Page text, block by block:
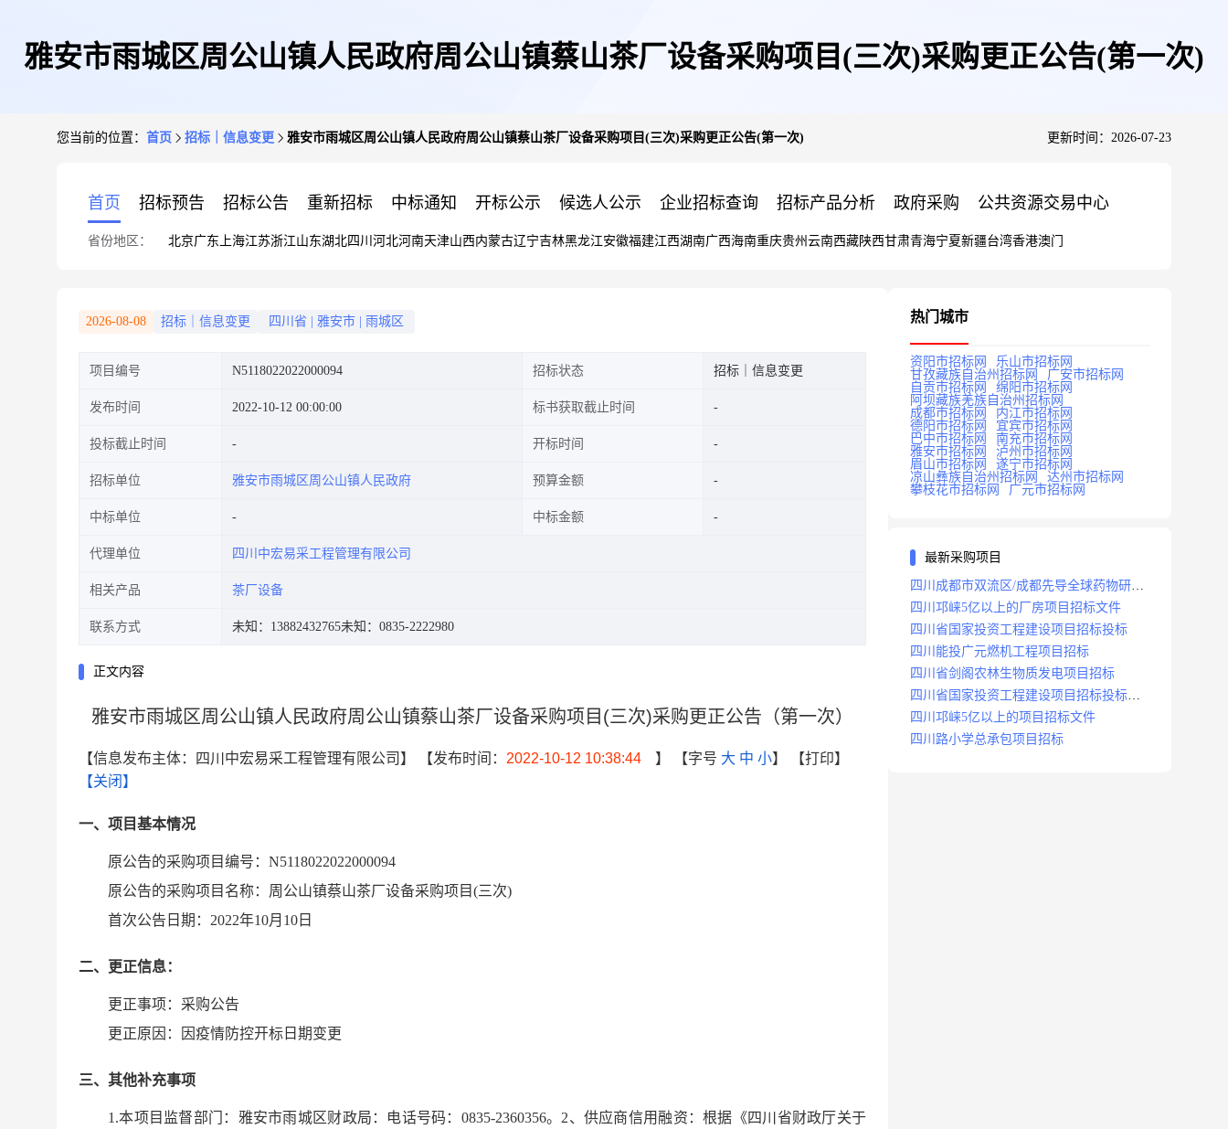
雅安市雨城区周公山镇人民政府周公山镇蔡山茶厂设备采购项目(三次)采购更正公告(第一次)
您当前的位置： 首页 招标｜信息变更 雅安市雨城区周公山镇人民政府周公山镇蔡山茶厂设备采购项目(三次)采购更正公告(第一次) 更新时间：2026-07-23
首页 招标预告 招标公告 重新招标 中标通知 开标公示 候选人公示 企业招标查询 招标产品分析 政府采购 公共资源交易中心
省份地区： 北京广东 上海江苏浙江山东湖北四川 河北河南天津山西内蒙古辽宁吉林黑龙江安徽福建江西湖南广西海南重庆贵州 云南西藏陕西甘肃青海宁夏新疆台湾香港澳门
2026-08-08 招标｜信息变更 四川省 雅安市 雨城区
项目编号 N5118022022000094 招标状态 招标｜信息变更
发布时间 2022-10-12 00:00:00 标书获取截止时间
投标截止时间 开标时间
招标单位 雅安市雨城区周公山镇人民政府 预算金额
中标单位 中标金额
代理单位 四川中宏易采工程管理有限公司
相关产品 茶厂设备
联系方式 未知：13882432765未知：0835-2222980
正文内容
雅安市雨城区周公山镇人民政府周公山镇蔡山茶厂设备采购项目(三次)采购更正公告（第一次）
【信息发布主体：四川中宏易采工程管理有限公司】 【发布时间： 2022-10-12 10:38:44 】 【字号 大 中 小】
【打印】
【关闭】
一、项目基本情况
原公告的采购项目编号：N5118022022000094
原公告的采购项目名称：周公山镇蔡山茶厂设备采购项目(三次)
首次公告日期：2022年10月10日
二、更正信息：
更正事项：采购公告
更正原因：
因疫情防控开标日期变更
原公告的响应文件提交截止时间：2022-10-14 13:30:00，更正为：2022-10-17 13:30:00。
原公告的开启时间：2022-10-14 13:30:00，更正为：2022-10-17 13:30:00。
三、其他补充事项
1.本项目监督部门：雅安市雨城区财政局：电话号码：0835-2360356。2、供应商信用融资：根据《四川省财政厅关于
热门城市
资阳市招标网
乐山市招标网
甘孜藏族自治州招标网
广安市招标网
自贡市招标网
绵阳市招标网
阿坝藏族羌族自治州招标网
成都市招标网
内江市招标网
德阳市招标网
宜宾市招标网
巴中市招标网
南充市招标网
雅安市招标网
泸州市招标网
眉山市招标网
遂宁市招标网
凉山彝族自治州招标网
达州市招标网
攀枝花市招标网
广元市招标网
最新采购项目
四川成都市双流区/成都先导全球药物研发
生产基地(一期)(dj)项目招标标段
四川邛崃5亿以上的厂房项目招标文件
四川省国家投资工程建设项目招标投标
四川能投广元燃机工程项目招标
四川省剑阁农林生物质发电项目招标
四川省国家投资工程建设项目招标投标
2008年版
四川邛崃5亿以上的项目招标文件
四川路小学总承包项目招标